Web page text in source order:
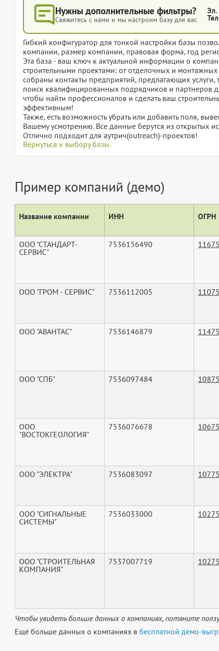
Нужны дополнительные фильтры?
Свяжитесь с нами и мы настроим базу для вас
Эл.
Гибкий конфигуратор для тонкой настройки базы
компании, размер компании, правовая форма, год
Эта база - ваш ключ к актуальной информации о
строительными проектами: от отделочных и
собраны контакты предприятий, предлагающих
поиск квалифицированных подрядчиков и партнеров
чтобы найти профессионалов и сделать ваш
эффективным!
Также, есть возможность убрать или добавить поля,
Вашему усмотрению. Все данные берутся из открытых
Отлично подходит для аутрич(outreach)-проектов!
Вернуться к выбору базы.
Пример компаний (демо)
Название компании ИНН ОГРН
ООО "СТАНДАРТ-
СЕРВИС"
7536156490
ООО "ГРОМ - СЕРВИС" 7536112005
ООО "АВАНТАС" 7536146879
ООО "СПБ" 7536097484
ООО
"ВОСТОКГЕОЛОГИЯ"
7536076678
ООО "ЭЛЕКТРА" 7536083097
ООО "СИГНАЛЬНЫЕ
СИСТЕМЫ"
7536033000
ООО "СТРОИТЕЛЬНАЯ
КОМПАНИЯ"
7537007719
Чтобы увидеть больше данных о компаниях, потяните
Ещё больше данных о компаниях в бесплатной демо-